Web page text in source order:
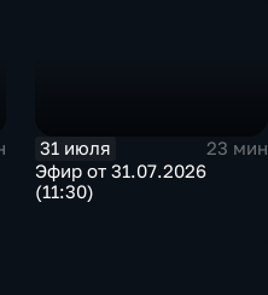
31 июля
23 мин
Эфир от 31.07.2026
(11:30)